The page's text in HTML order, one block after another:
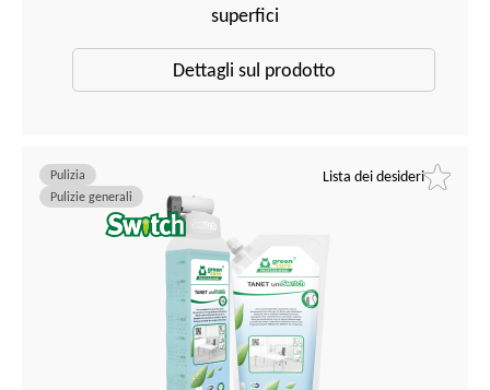
superfici
Dettagli sul prodotto
Lista dei desideri
Pulizia
Pulizie generali